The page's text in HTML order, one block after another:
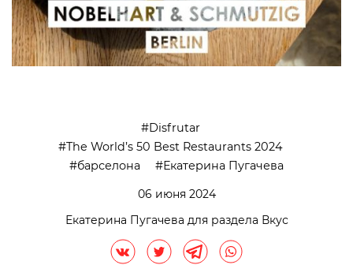
Disfrutar
The World’s 50 Best Restaurants 2024
барселона
Екатерина Пугачева
06 июня 2024
Екатерина Пугачева для раздела Вкус